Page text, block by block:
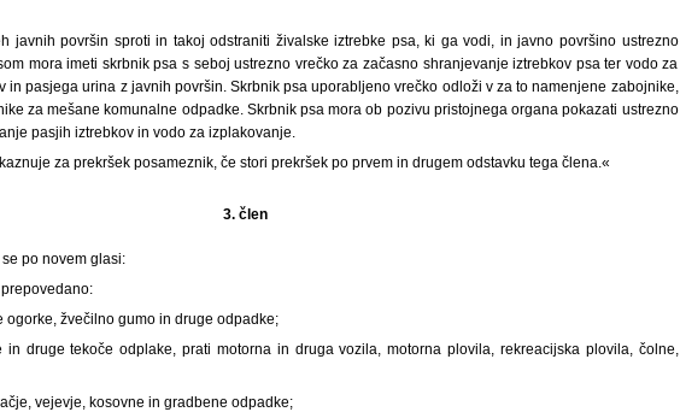
javnih površin sproti in takoj odstraniti živalske iztrebke psa, ki ga vodi, in javno površino ustrezno
mora imeti skrbnik psa s seboj ustrezno vrečko za začasno shranjevanje iztrebkov psa ter vodo za
in pasjega urina z javnih površin. Skrbnik psa uporabljeno vrečko odloži v za to namenjene zabojnike,
za mešane komunalne odpadke. Skrbnik psa mora ob pozivu pristojnega organa pokazati ustrezno
pasjih iztrebkov in vodo za izplakovanje.
za prekršek posameznik, če stori prekršek po prvem in drugem odstavku tega člena.«
3. člen
po novem glasi:
ogorke, žvečilno gumo in druge odpadke;
in druge tekoče odplake, prati motorna in druga vozila, motorna plovila, rekreacijska plovila, čolne,
vejevje, kosovne in gradbene odpadke;